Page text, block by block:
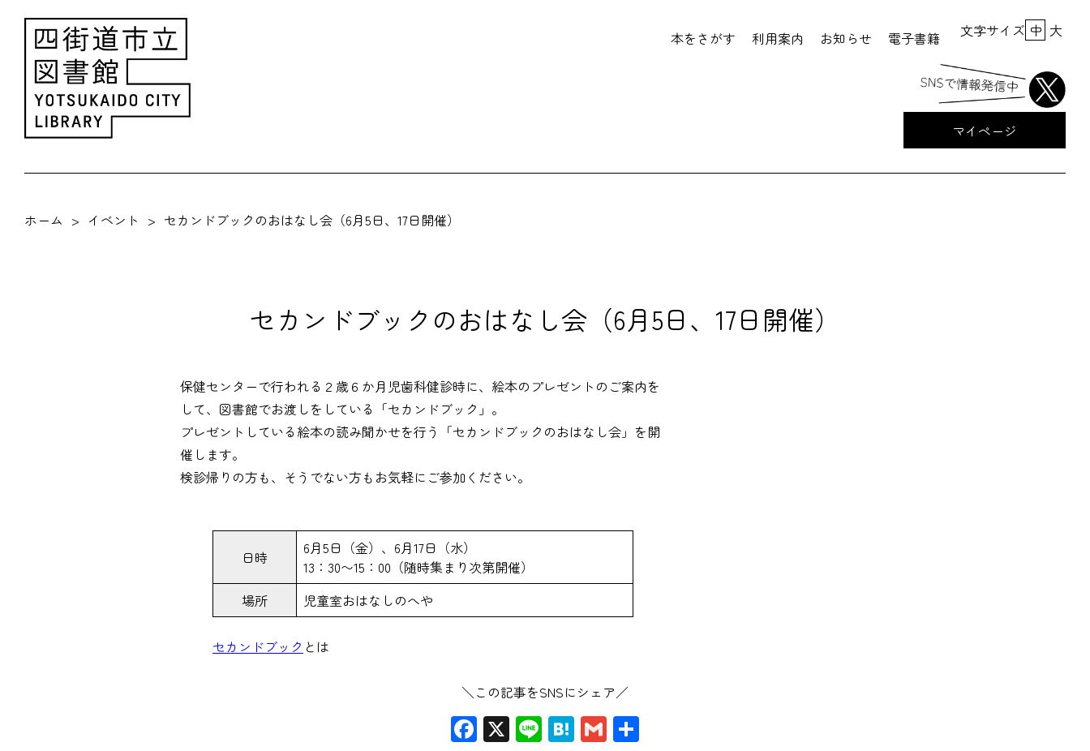
本をさがす 利用案内 お知らせ 電子書籍 文字サイズ 中 大
マイページ
ホーム イベント セカンドブックのおはなし会（6月5日、17日開催）
セカンドブックのおはなし会（6月5日、17日開催）
保健センターで行われる２歳６か月児歯科健診時に、絵本のプレゼントのご案内を
して、図書館でお渡しをしている「セカンドブック」。
プレゼントしている絵本の読み聞かせを行う「セカンドブックのおはなし会」を開
催します。
検診帰りの方も、そうでない方もお気軽にご参加ください。
日時
6月5日（金）、6月17日（水）
13：30〜15：00（随時集まり次第開催）
場所
児童室おはなしのへや
セカンドブック とは
＼この記事をSNSにシェア／
Facebook
X LineHatena
Gmail